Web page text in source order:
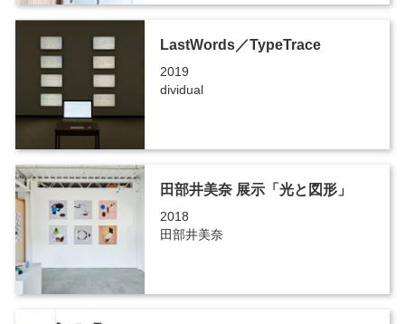
LastWords／TypeTrace
2019
dividual
田部井美奈 展示「光と図形」
2018
田部井美奈